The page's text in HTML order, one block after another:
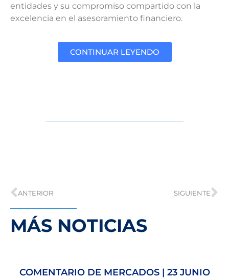
entidades y su compromiso compartido con la
excelencia en el asesoramiento financiero.
CONTINUAR LEYENDO
ANTERIOR SIGUIENTE
MÁS NOTICIAS
COMENTARIO DE MERCADOS | 23 JUNIO